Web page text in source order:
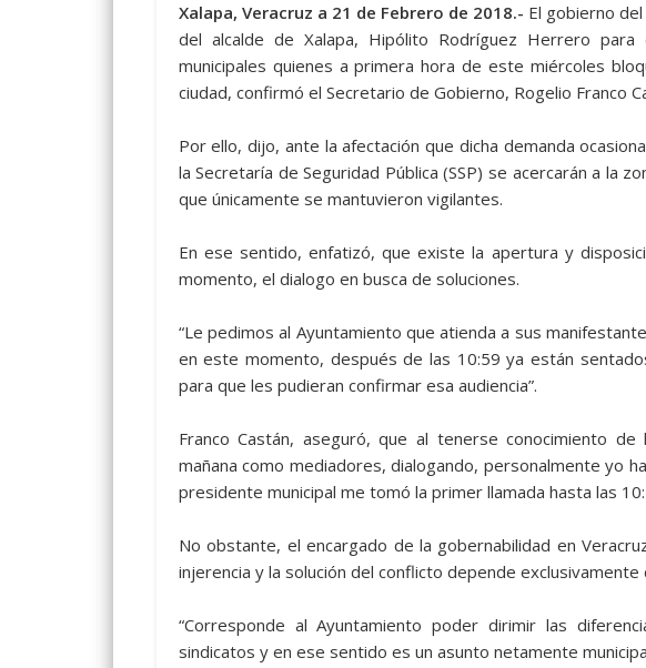
Xalapa, Veracruz a 21 de Febrero de 2018.- El gobierno
del alcalde de Xalapa, Hipólito Rodríguez Herrero
municipales quienes a primera hora de este miércoles
ciudad, confirmó el Secretario de Gobierno, Rogelio Franco
Por ello, dijo, ante la afectación que dicha demanda
la Secretaría de Seguridad Pública (SSP) se acercarán a la
que únicamente se mantuvieron vigilantes.
En ese sentido, enfatizó, que existe la apertura y
momento, el dialogo en busca de soluciones.
“Le pedimos al Ayuntamiento que atienda a sus
en este momento, después de las 10:59 ya están
para que les pudieran confirmar esa audiencia”.
Franco Castán, aseguró, que al tenerse conocimiento
mañana como mediadores, dialogando, personalmente yo
presidente municipal me tomó la primer llamada hasta las
No obstante, el encargado de la gobernabilidad en
injerencia y la solución del conflicto depende exclusivamente
“Corresponde al Ayuntamiento poder dirimir las
sindicatos y en ese sentido es un asunto netamente